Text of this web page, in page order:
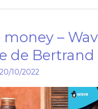
–
de Bertrand
20/10/2022